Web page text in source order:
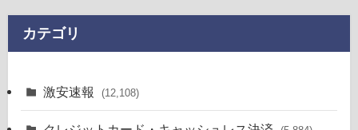
カテゴリ
激安速報 (12,108)